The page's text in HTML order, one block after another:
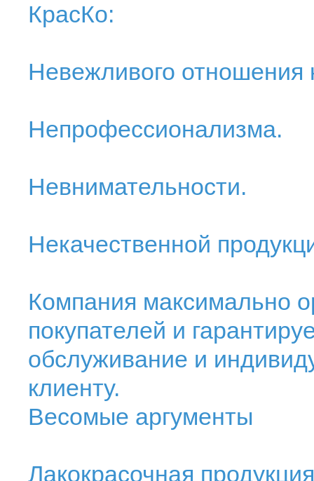
КрасКо:
Невежливого отношения
Непрофессионализма.
Невнимательности.
Некачественной
Компания максимально
покупателей и
обслуживание и
клиенту.
Весомые аргументы
Лакокрасочная